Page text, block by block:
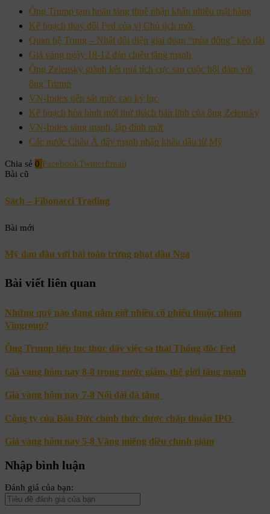
Ông Trump tạm hoãn tăng thuế nhập khẩu nhiều mặt hàng
Kế hoạch thay đổi Fed của vị Chủ tịch mới
Quan hệ Trung – Nhật đối diện giai đoạn “mùa đông” kéo dài
Giá vàng ngày 18-12 đảo chiều tăng mạnh
Ông Zelensky giành kết quả tích cực sau cuộc hội đàm với
ông Trump
VN-Index tiến sát mức cao kỷ lục
Kế hoạch hòa bình mới thử thách bản lĩnh của ông Zelensky
VN-Index tăng mạnh, lập đỉnh mới
Các nước Châu Á đẩy mạnh nhập khẩu dầu từ Mỹ
Chia sẻ 0 FacebookTwitterEmail
Bài cũ
Sách – Fibonacci Trading
Bài mới
Mỹ đau đầu với bài toán trừng phạt dầu Nga
Bài viết liên quan
Những quỹ nào đang nắm giữ nhiều cổ phiếu thuộc nhóm
Vingroup?
Ông Trump tiếp tục thúc đẩy việc sa thải Thống đốc Fed
Giá vàng hôm nay 8-8 trong nước giảm, thế giới tăng mạnh
Giá vàng hôm nay 7-8 Nối dài đà tăng
Công ty của Bầu Đức chính thức được chấp thuận IPO
Giá vàng hôm nay 5-8 Vàng miếng điều chỉnh giảm
Nhập bình luận
Đánh giá của bạn: